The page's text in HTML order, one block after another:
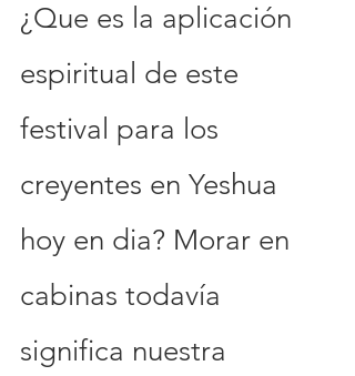
¿Que es la aplicación
espiritual de este
festival para los
creyentes en Yeshua
hoy en dia? Morar en
cabinas todavía
significa nuestra